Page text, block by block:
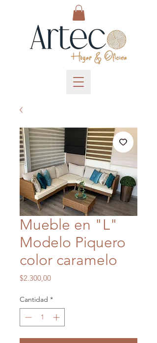
Mueble en "L"
Modelo Piquero
color caramelo
$2.300,00Precio
Cantidad *